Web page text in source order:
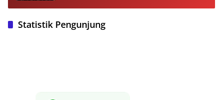
Statistik Pengunjung